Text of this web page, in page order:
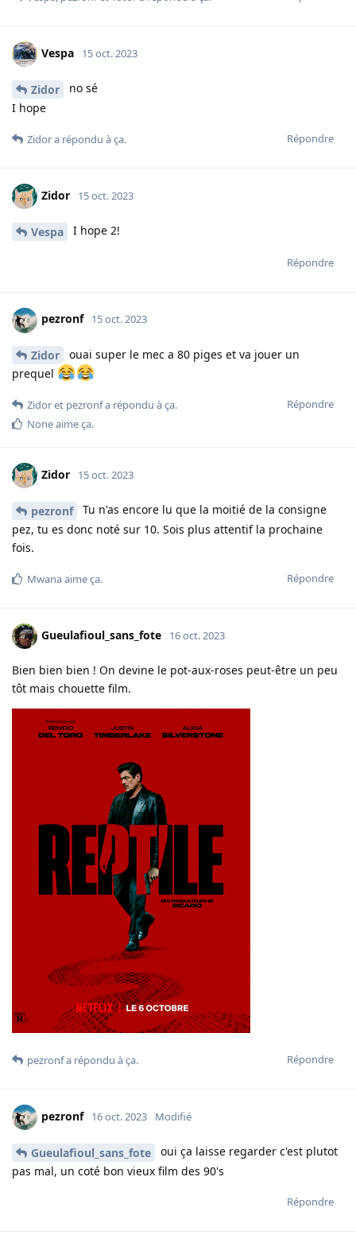
Vespa 15 oct. 2023
Zidor
no sé
I hope
Répondre
Zidora répondu à ça.
Zidor 15 oct. 2023
Vespa I hope 2!
Répondre
pezronf 15 oct. 2023
Zidor
ouai super le mec a 80 piges et va jouer un
prequel
Répondre
Zidoret pezronfa répondu à ça.
Noneaime ça.
Zidor 15 oct. 2023
pezronf
Tu n'as encore lu que la moitié de la consigne
pez, tu es donc noté sur 10. Sois plus attentif la prochaine
fois.
Répondre
Mwanaaime ça.
Gueulafioul_sans_fote 16 oct. 2023
Bien bien bien ! On devine le pot-aux-roses peut-être un peu
tôt mais chouette film.
Répondre
pezronfa répondu à ça.
pezronf 16 oct. 2023 Modifié
Gueulafioul_sans_fote
oui ça laisse regarder c'est plutot
pas mal, un coté bon vieux film des 90's
Répondre